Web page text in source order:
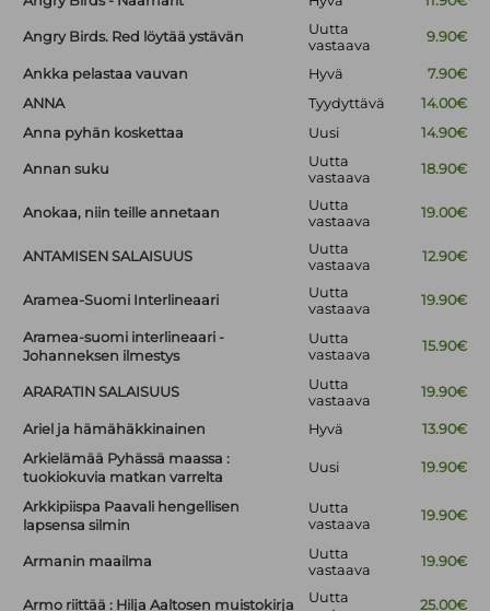
Angry Birds. Red löytää ystävän
Uutta
vastaava
9.90€
Ankka pelastaa vauvan Hyvä
7.90€
ANNA
Tyydyttävä
14.00€
Anna pyhän koskettaa
Uusi 14.90€
Annan suku
Uutta
vastaava
18.90€
Anokaa, niin teille annetaan
Uutta
vastaava
19.00€
ANTAMISEN SALAISUUS
Uutta
vastaava
12.90€
Aramea-Suomi Interlineaari
Uutta
vastaava
19.90€
Aramea-suomi interlineaari -
Johanneksen ilmestys
Uutta
vastaava
15.90€
ARARATIN SALAISUUS
Uutta
vastaava
19.90€
Ariel ja hämähäkkinainen Hyvä
13.90€
Arkielämää Pyhässä maassa :
tuokiokuvia matkan varrelta
Uusi 19.90€
Arkkipiispa Paavali hengellisen
lapsensa silmin
Uutta
vastaava
19.90€
Armanin maailma
Uutta
vastaava
19.90€
Armo riittää : Hilja Aaltosen muistokirja
Uutta
25.00€